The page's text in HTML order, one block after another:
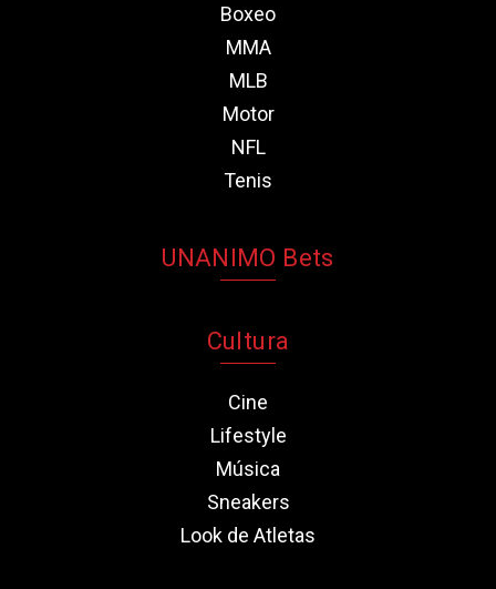
Boxeo
MMA
MLB
Motor
NFL
Tenis
UNANIMO Bets
Cultura
Cine
Lifestyle
Música
Sneakers
Look de Atletas